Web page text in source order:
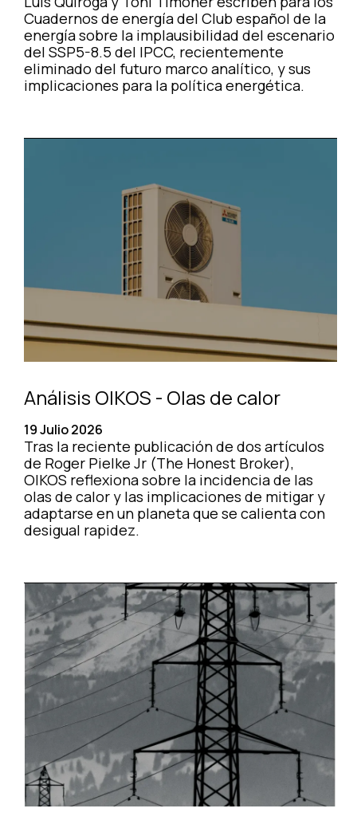
Cuadernos de energía del Club español de la
energía sobre la implausibilidad del escenario
del SSP5-8.5 del IPCC, recientemente
eliminado del futuro marco analítico, y sus
implicaciones para la política energética.
Análisis OIKOS - Olas de calor
19 Julio 2026
Tras la reciente publicación de dos artículos
de Roger Pielke Jr (The Honest Broker),
OIKOS reflexiona sobre la incidencia de las
olas de calor y las implicaciones de mitigar y
adaptarse en un planeta que se calienta con
desigual rapidez.